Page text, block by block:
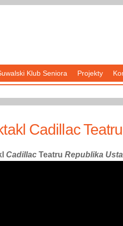
Klub Seniora Projekty
Cadillac
Cadillac Teatru Republika